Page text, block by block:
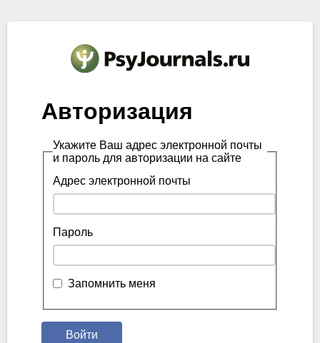
Авторизация
Укажите Ваш адрес электронной почты
и пароль для авторизации на сайте
Адрес электронной почты
Пароль
Запомнить меня
Войти